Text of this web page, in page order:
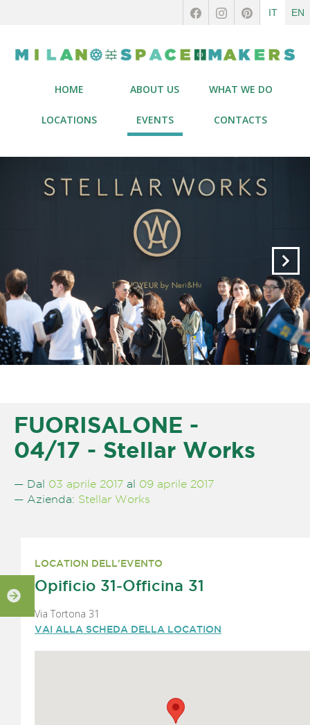
IT EN
HOME ABOUT US WHAT WE DO
LOCATIONS EVENTS CONTACTS
FUORISALONE -
04/17 - Stellar Works
— Dal 03 aprile 2017 al 09 aprile 2017
— Azienda: Stellar Works
LOCATION DELL'EVENTO
Opificio 31-Officina 31
Via Tortona 31
VAI ALLA SCHEDA DELLA LOCATION